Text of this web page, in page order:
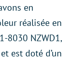
en
réalisée en
8030 NZWD1,
est doté d’un